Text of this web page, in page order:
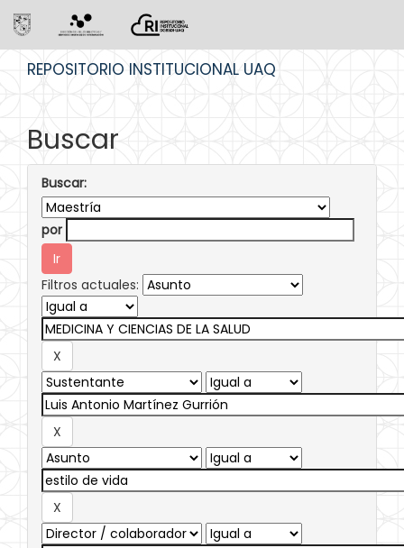
REPOSITORIO INSTITUCIONAL UAQ
Buscar
Buscar:
por
Filtros actuales: